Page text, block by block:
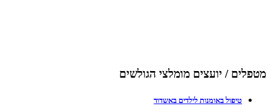
מטפלים / יועצים מומלצי הגולשים
טיפול באומנות לילדים באשדוד